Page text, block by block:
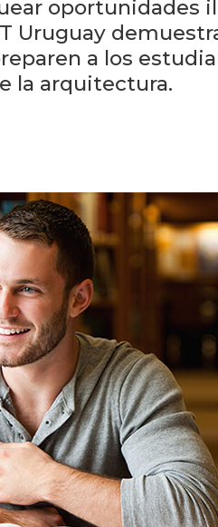
oportunidades
Uruguay
a los
la arquitectura.